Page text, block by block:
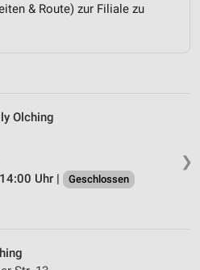
& Route) zur Filiale zu
❯
Olching
Uhr |
Geschlossen